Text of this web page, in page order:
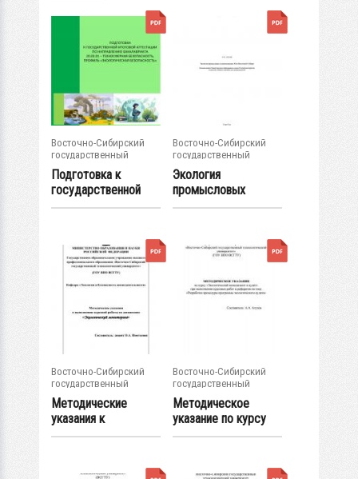
Восточно-Сибирский
государственный
университет...
Подготовка к
государственной
итоговой
Восточно-Сибирский
государственный
университет...
Экология
промысловых
млекопитающих Юга
Восточно-Сибирский
государственный
университет...
Методические
указания к
выполнению
Восточно-Сибирский
государственный
университет...
Методическое
указание по курсу
"Экологический...